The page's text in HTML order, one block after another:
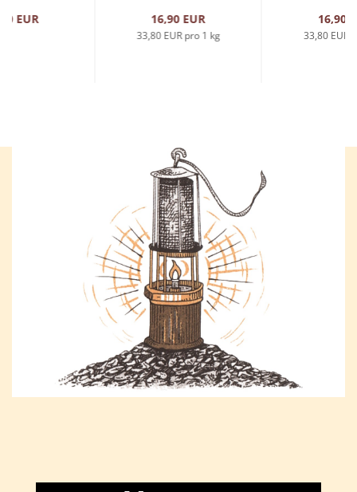
EUR 16,90 EUR
33,80 EUR pro 1 kg
16,90
33,80 EUR